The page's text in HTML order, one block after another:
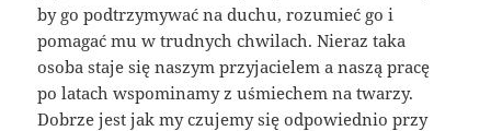
by go podtrzymywać na duchu, rozumieć go i
pomagać mu w trudnych chwilach. Nieraz taka
osoba staje się naszym przyjacielem a naszą pracę
po latach wspominamy z uśmiechem na twarzy.
Dobrze jest jak my czujemy się odpowiednio przy